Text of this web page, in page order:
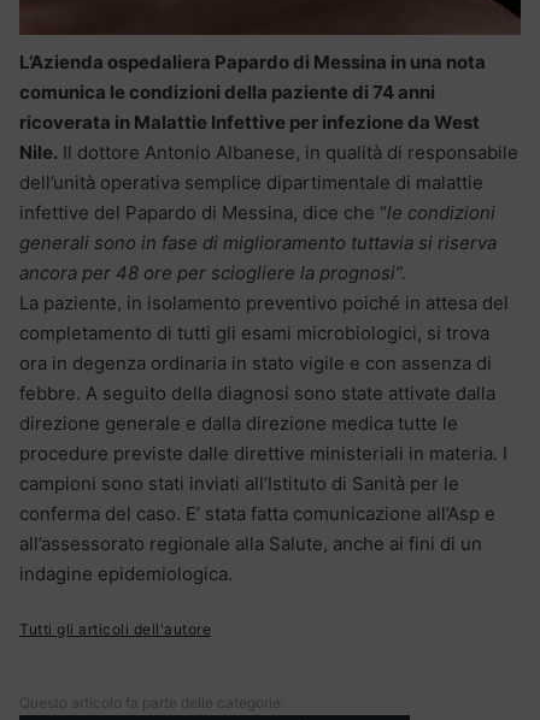
L’Azienda ospedaliera Papardo di Messina in una nota
comunica le condizioni della paziente di 74 anni
ricoverata in Malattie Infettive per infezione da West
Nile. Il dottore Antonio Albanese, in qualità di responsabile
dell’unità operativa semplice dipartimentale di malattie
infettive del Papardo di Messina, dice che “le condizioni
generali sono in fase di miglioramento tuttavia si riserva
ancora per 48 ore per sciogliere la prognosi”.
La paziente, in isolamento preventivo poiché in attesa del
completamento di tutti gli esami microbiologici, si trova
ora in degenza ordinaria in stato vigile e con assenza di
febbre. A seguito della diagnosi sono state attivate dalla
direzione generale e dalla direzione medica tutte le
procedure previste dalle direttive ministeriali in materia. I
campioni sono stati inviati all’Istituto di Sanità per le
conferma del caso. E’ stata fatta comunicazione all’Asp e
all’assessorato regionale alla Salute, anche ai fini di un
indagine epidemiologica.
Tutti gli articoli dell'autore
Questo articolo fa parte delle categorie: